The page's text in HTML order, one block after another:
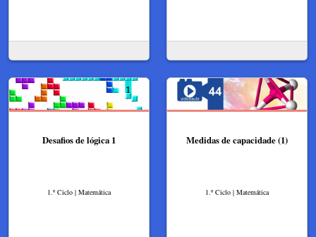
Desafios de lógica 1
1.º Ciclo | Matemática
Medidas de capacidade (1)
1.º Ciclo | Matemática